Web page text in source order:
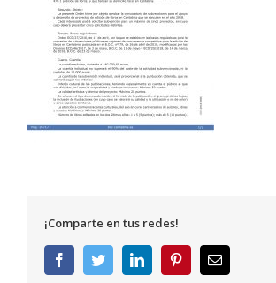
¡Comparte en tus redes!
FacebookTwitterLinkedInPinterestCorreo
electrónico